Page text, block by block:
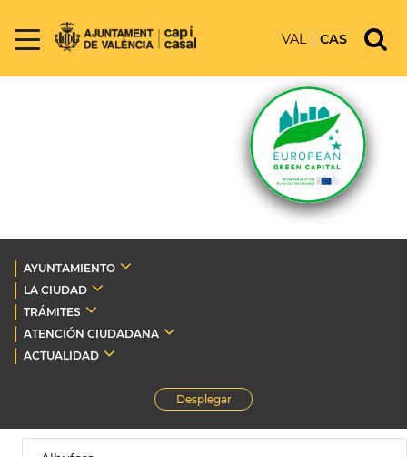
VAL CAS
AYUNTAMIENTO
LA CIUDAD
TRÁMITES
ATENCIÓN CIUDADANA
ACTUALIDAD
Desplegar